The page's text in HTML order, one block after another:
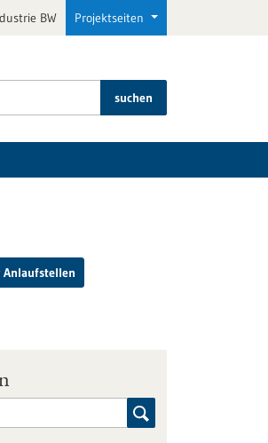
BW Projektseiten
suchen